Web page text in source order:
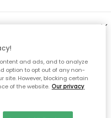
and ads, and to analyze
option to opt out of any non-
site. However, blocking certain
of the website. Our privacy